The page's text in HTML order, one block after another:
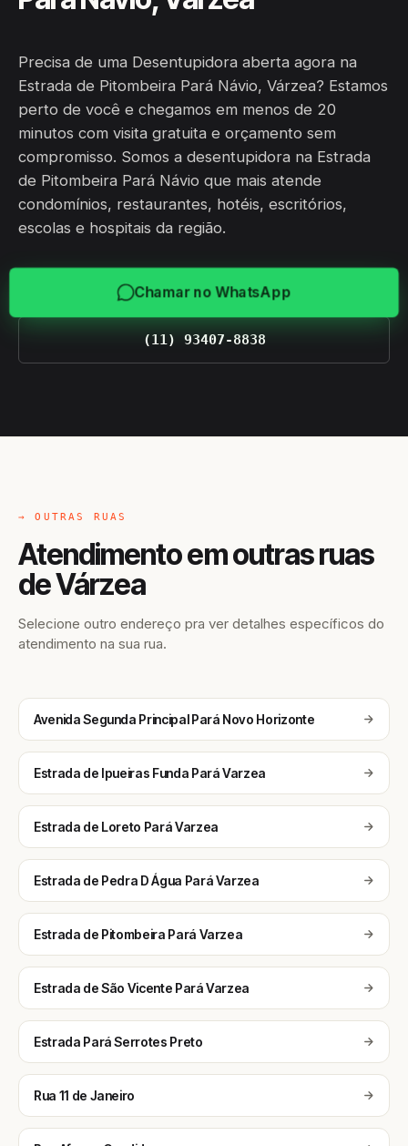
Precisa de uma Desentupidora aberta agora na
Estrada de Pitombeira Pará Návio, Várzea? Estamos
perto de você e chegamos em menos de 20
minutos com visita gratuita e orçamento sem
compromisso. Somos a desentupidora na Estrada
de Pitombeira Pará Návio que mais atende
condomínios, restaurantes, hotéis, escritórios,
escolas e hospitais da região.
Chamar no WhatsApp
(11) 93407-8838
→ OUTRAS RUAS
Atendimento em outras ruas
de Várzea
Selecione outro endereço pra ver detalhes específicos do
atendimento na sua rua.
Avenida Segunda Principal Pará Novo Horizonte
Estrada de Ipueiras Funda Pará Varzea
Estrada de Loreto Pará Varzea
Estrada de Pedra D Água Pará Varzea
Estrada de Pitombeira Pará Varzea
Estrada de São Vicente Pará Varzea
Estrada Pará Serrotes Preto
Rua 11 de Janeiro